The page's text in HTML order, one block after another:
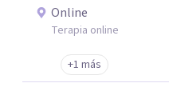
Online
Terapia online
+1 más